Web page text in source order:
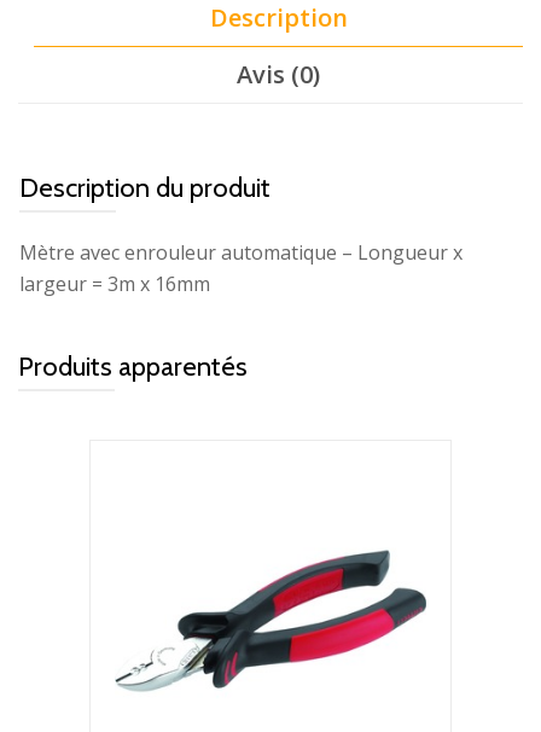
Description
Avis (0)
Description du produit
Mètre avec enrouleur automatique – Longueur x
largeur = 3m x 16mm
Produits apparentés